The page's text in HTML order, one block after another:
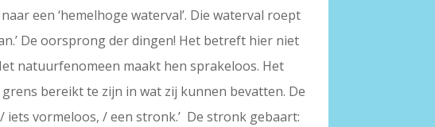
een ‘hemelhoge waterval’. Die waterval roept
De oorsprong der dingen! Het betreft hier niet
natuurfenomeen maakt hen sprakeloos. Het
bereikt te zijn in wat zij kunnen bevatten. De
iets vormeloos, / een stronk.’ De stronk gebaart: